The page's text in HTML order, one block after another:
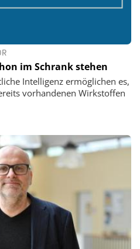
im Schrank stehen
Intelligenz ermöglichen es,
vorhandenen Wirkstoffen